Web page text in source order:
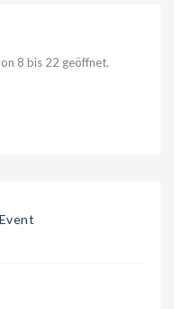
8 bis 22 geöffnet.